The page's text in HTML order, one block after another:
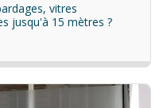
vitres
jusqu'à 15 mètres ?